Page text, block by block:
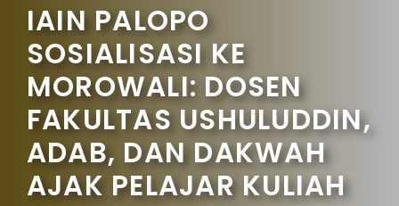
IAIN PALOPO
SOSIALISASI KE
MOROWALI: DOSEN
FAKULTAS USHULUDDIN,
ADAB, DAN DAKWAH
AJAK PELAJAR KULIAH